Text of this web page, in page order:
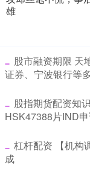
雄
股市融资期限 天
证券、宁波银行等
股指期货配资知
HSK47388片IND
杠杆配资 【机构
成